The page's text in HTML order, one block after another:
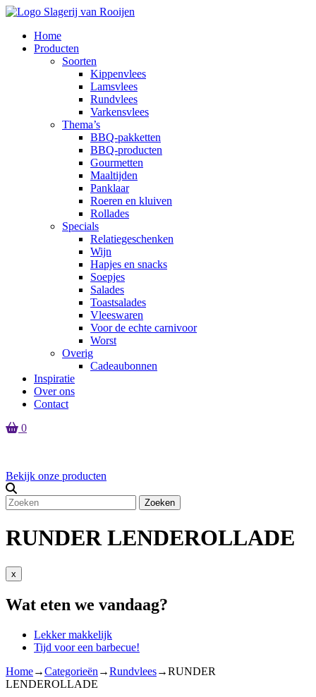
Home
Producten
Soorten
Kippenvlees
Lamsvlees
Rundvlees
Varkensvlees
Thema’s
BBQ-pakketten
BBQ-producten
Gourmetten
Maaltijden
Panklaar
Roeren en kluiven
Rollades
Specials
Relatiegeschenken
Wijn
Hapjes en snacks
Soepjes
Salades
Toastsalades
Vleeswaren
Voor de echte carnivoor
Worst
Overig
Cadeaubonnen
Inspiratie
Over ons
Contact
0
Bekijk onze producten
Zoeken
RUNDER LENDEROLLADE
x
Wat eten we vandaag?
Lekker makkelijk
Tijd voor een barbecue!
Home→Categorieën →Rundvlees→RUNDER
LENDEROLLADE